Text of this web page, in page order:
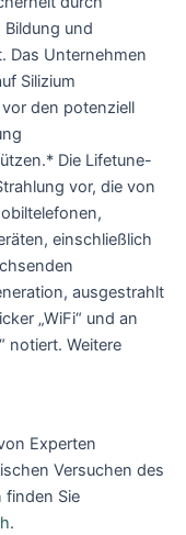
und
Das Unternehmen
Silizium
den potenziell
Die Lifetune-
vor, die von
einschließlich
ausgestrahlt
„WiFi“ und an
notiert. Weitere
Experten
Versuchen des
finden Sie
.